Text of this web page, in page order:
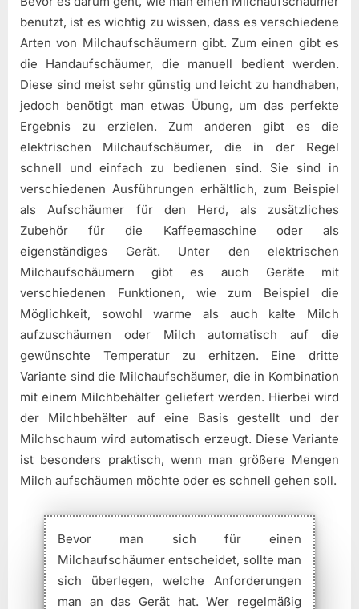
benutzt, ist es wichtig zu wissen, dass es verschiedene
Arten von Milchaufschäumern gibt. Zum einen gibt es
die Handaufschäumer, die manuell bedient werden.
Diese sind meist sehr günstig und leicht zu handhaben,
jedoch benötigt man etwas Übung, um das perfekte
Ergebnis zu erzielen. Zum anderen gibt es die
elektrischen Milchaufschäumer, die in der Regel
schnell und einfach zu bedienen sind. Sie sind in
verschiedenen Ausführungen erhältlich, zum Beispiel
als Aufschäumer für den Herd, als zusätzliches
Zubehör für die Kaffeemaschine oder als
eigenständiges Gerät. Unter den elektrischen
Milchaufschäumern gibt es auch Geräte mit
verschiedenen Funktionen, wie zum Beispiel die
Möglichkeit, sowohl warme als auch kalte Milch
aufzuschäumen oder Milch automatisch auf die
gewünschte Temperatur zu erhitzen. Eine dritte
Variante sind die Milchaufschäumer, die in Kombination
mit einem Milchbehälter geliefert werden. Hierbei wird
der Milchbehälter auf eine Basis gestellt und der
Milchschaum wird automatisch erzeugt. Diese Variante
ist besonders praktisch, wenn man größere Mengen
Milch aufschäumen möchte oder es schnell gehen soll.
Bevor man sich für einen
Milchaufschäumer entscheidet, sollte man
sich überlegen, welche Anforderungen
man an das Gerät hat. Wer regelmäßig